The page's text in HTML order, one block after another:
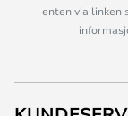
enten via linken